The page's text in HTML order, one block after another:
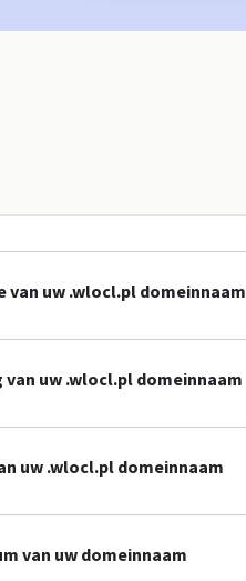
van uw .wlocl.pl domeinnaam
van uw .wlocl.pl domeinnaam
uw .wlocl.pl domeinnaam
van uw domeinnaam